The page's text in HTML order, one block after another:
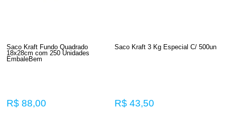
Saco Kraft Fundo Quadrado
18x28cm com 250 Unidades
EmbaleBem
R$ 88,00
Saco Kraft 3 Kg Especial C/ 500un
R$ 43,50